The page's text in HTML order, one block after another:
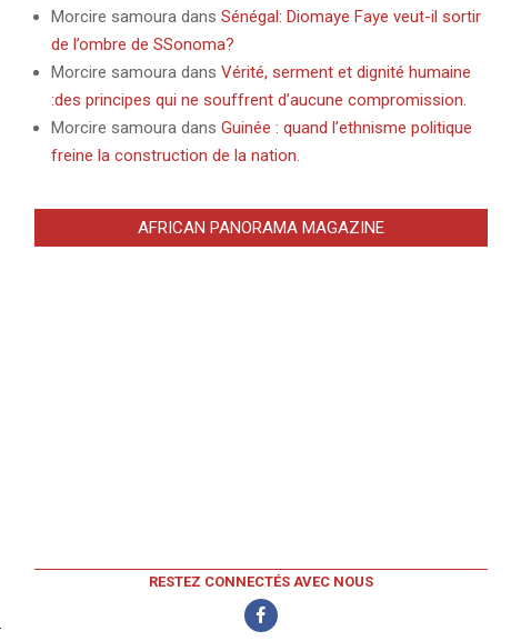
Morcire samoura dans Sénégal: Diomaye Faye veut-il sortir
de l’ombre de SSonoma?
Morcire samoura dans Vérité, serment et dignité humaine
:des principes qui ne souffrent d’aucune compromission.
Morcire samoura dans Guinée : quand l’ethnisme politique
freine la construction de la nation.
AFRICAN PANORAMA MAGAZINE
RESTEZ CONNECTÉS AVEC NOUS